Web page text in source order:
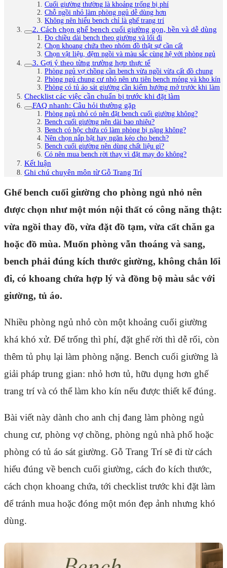
Cuối giường thường là khoảng trống bị phí
Chỗ ngồi nhỏ làm phòng ngủ dễ dùng hơn
Không nên hiểu bench chỉ là ghế trang trí
2. Cách chọn ghế bench cuối giường gọn, bền và dễ dùng
Đo chiều dài bench theo giường và lối đi
Chọn khoang chứa theo nhóm đồ thật sự cần cất
Chọn vật liệu, đệm ngồi và màu sắc cùng hệ với phòng ngủ
3. Gợi ý theo từng trường hợp thực tế
Phòng ngủ vợ chồng cần bench vừa ngồi vừa cất đồ chung
Phòng ngủ chung cư nhỏ nên ưu tiên bench mỏng và kho kín
Phòng có tủ áo sát giường cần kiểm hướng mở trước khi làm
Checklist các việc cần chuẩn bị trước khi đặt làm
FAQ nhanh: Câu hỏi thường gặp
Phòng ngủ nhỏ có nên đặt bench cuối giường không?
Bench cuối giường nên dài bao nhiêu?
Bench có hộc chứa có làm phòng bị nặng không?
Nên chọn nắp bật hay ngăn kéo cho bench?
Bench cuối giường nên dùng chất liệu gì?
Có nên mua bench rời thay vì đặt may đo không?
Kết luận
Ghi chú chuyên môn từ Gỗ Trang Trí
Ghế bench cuối giường cho phòng ngủ nhỏ nên
được chọn như một món nội thất có công năng thật:
vừa ngồi thay đồ, vừa đặt đồ tạm, vừa cất chăn ga
hoặc đồ mùa. Muốn phòng vẫn thoáng và sang,
bench phải đúng kích thước giường, không chắn lối
đi, có khoang chứa hợp lý và đồng bộ màu sắc với
giường, tủ áo.
Nhiều phòng ngủ nhỏ còn một khoảng cuối giường
khá khó xử. Để trống thì phí, đặt ghế rời thì dễ rối, còn
thêm tủ phụ lại làm phòng nặng. Bench cuối giường là
giải pháp trung gian: nhỏ hơn tủ, hữu dụng hơn ghế
trang trí và có thể làm kho kín nếu được thiết kế đúng.
Bài viết này dành cho anh chị đang làm phòng ngủ
chung cư, phòng vợ chồng, phòng ngủ nhà phố hoặc
phòng có tủ áo sát giường. Gỗ Trang Trí sẽ đi từ cách
hiểu đúng về bench cuối giường, cách đo kích thước,
cách chọn khoang chứa, tới checklist trước khi đặt làm
để tránh mua hoặc đóng một món đẹp ảnh nhưng khó
dùng.